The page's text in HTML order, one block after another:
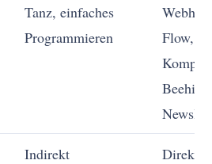
Tanz, einfaches
Programmieren
Flow,
Beehiiv-
Indirekt